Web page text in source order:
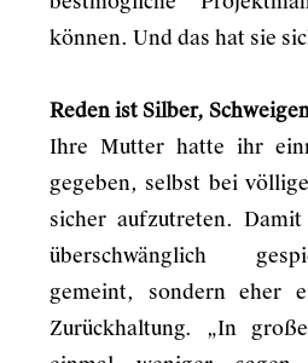
können. Und das hat sie
Reden ist Silber,
Ihre Mutter hatte ihr
gegeben, selbst bei
sicher aufzutreten.
überschwänglich
gemeint, sondern eher
Zurückhaltung. „In